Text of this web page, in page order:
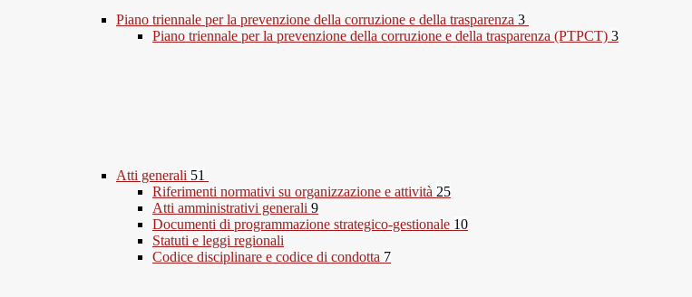
Piano triennale per la prevenzione della corruzione e della trasparenza 3
Piano triennale per la prevenzione della corruzione e della trasparenza (PTPCT) 3
Atti generali 51
Riferimenti normativi su organizzazione e attività 25
Atti amministrativi generali 9
Documenti di programmazione strategico-gestionale 10
Statuti e leggi regionali
Codice disciplinare e codice di condotta 7